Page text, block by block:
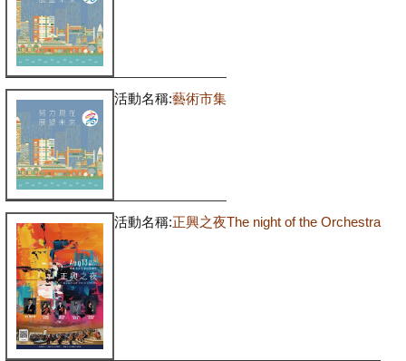
活動名稱:藝術市集
活動名稱:正興之夜The night of the Orchestra